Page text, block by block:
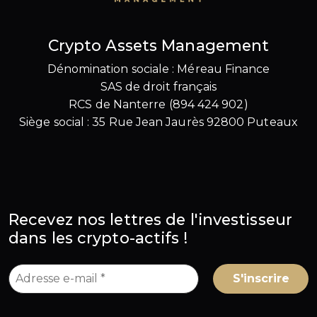
Crypto Assets Management
Dénomination sociale : Méreau Finance
SAS de droit français
RCS de Nanterre (894 424 902)
Siège social : 35 Rue Jean Jaurès 92800 Puteaux
Recevez nos lettres de l'investisseur
dans les crypto-actifs !